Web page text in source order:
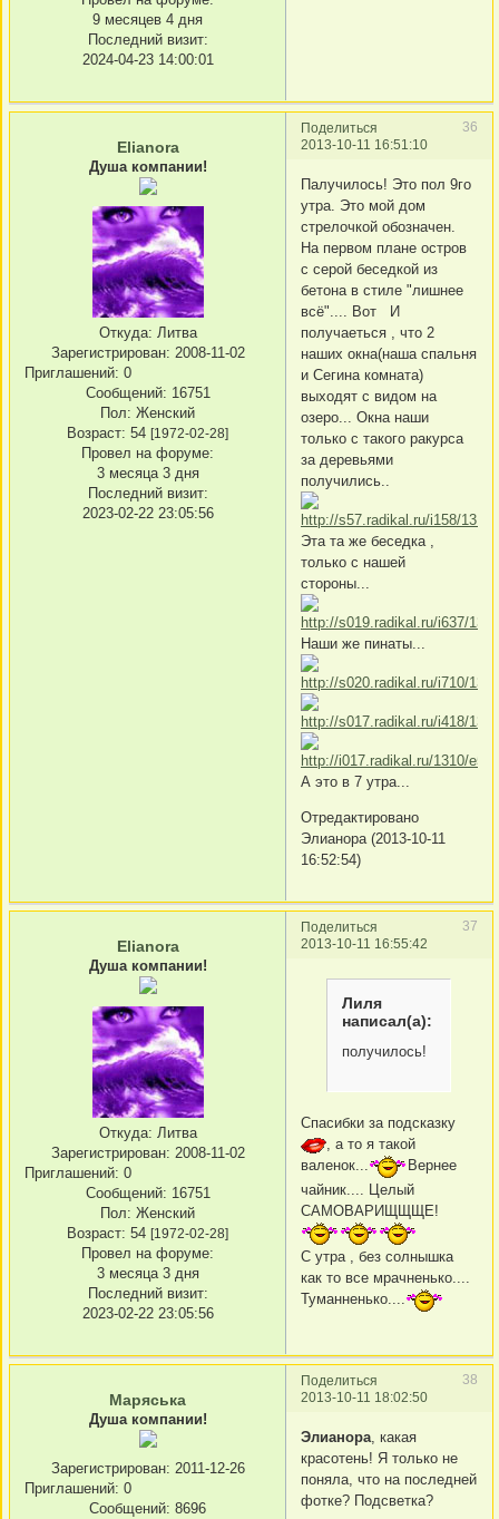
9 месяцев 4 дня
Последний визит:
2024-04-23 14:00:01
Поделиться
36
2013-10-11 16:51:10
Elianora
Душа компании!
Откуда: Литва
Зарегистрирован: 2008-11-02
Приглашений: 0
Сообщений: 16751
Пол: Женский
Возраст: 54 [1972-02-28]
Провел на форуме:
3 месяца 3 дня
Последний визит:
2023-02-22 23:05:56
Палучилось! Это пол 9го
утра. Это мой дом
стрелочкой обозначен.
На первом плане остров
с серой беседкой из
бетона в стиле "лишнее
всё".... Вот И
получаеться , что 2
наших окна(наша спальня
и Сегина комната)
выходят с видом на
озеро... Окна наши
только с такого ракурса
за деревьями
получились..
Эта та же беседка ,
только с нашей
стороны...
Наши же пинаты...
А это в 7 утра...
Отредактировано
Элианора (2013-10-11
16:52:54)
Поделиться
37
2013-10-11 16:55:42
Elianora
Душа компании!
Откуда: Литва
Зарегистрирован: 2008-11-02
Приглашений: 0
Сообщений: 16751
Пол: Женский
Возраст: 54 [1972-02-28]
Провел на форуме:
3 месяца 3 дня
Последний визит:
2023-02-22 23:05:56
Лиля
написал(а):
получилось!
Спасибки за подсказку
, а то я такой
валенок...
Вернее
чайник.... Целый
САМОВАРИЩЩЩЕ!
С утра , без солнышка
как то все мрачненько....
Туманненько....
Поделиться
38
2013-10-11 18:02:50
Маряська
Душа компании!
Зарегистрирован: 2011-12-26
Приглашений: 0
Сообщений: 8696
Элианора , какая
красотень! Я только не
поняла, что на последней
фотке? Подсветка?